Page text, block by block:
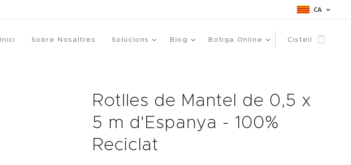
CA
Inici Sobre Nosaltres Solucions Blog Botiga Online Cistell
Rotlles de Mantel de 0,5 x
5 m d'Espanya - 100%
Reciclat